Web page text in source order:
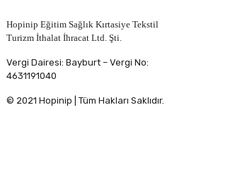
Hopinip Eğitim Sağlık Kırtasiye Tekstil
Turizm İthalat İhracat Ltd. Şti.
Vergi Dairesi: Bayburt – Vergi No:
4631191040
© 2021 Hopinip | Tüm Hakları Saklıdır.